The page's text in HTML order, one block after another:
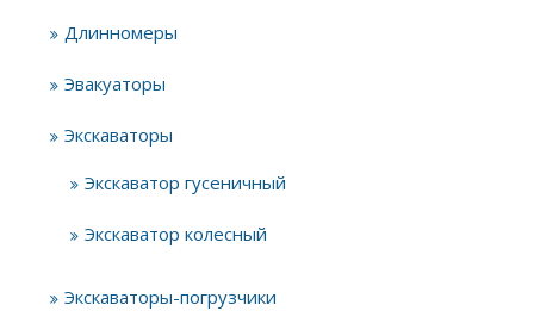
Длинномеры
Эвакуаторы
Экскаваторы
Экскаватор гусеничный
Экскаватор колесный
Экскаваторы-погрузчики